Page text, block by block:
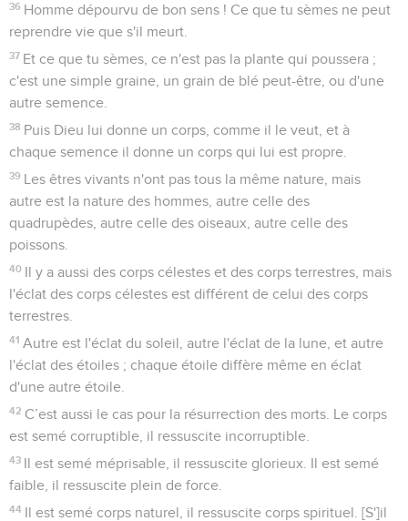
36 Homme dépourvu de bon sens ! Ce que tu sèmes ne peut
reprendre vie que s'il meurt.
37 Et ce que tu sèmes, ce n'est pas la plante qui poussera ;
c'est une simple graine, un grain de blé peut-être, ou d'une
autre semence.
38 Puis Dieu lui donne un corps, comme il le veut, et à
chaque semence il donne un corps qui lui est propre.
39 Les êtres vivants n'ont pas tous la même nature, mais
autre est la nature des hommes, autre celle des
quadrupèdes, autre celle des oiseaux, autre celle des
poissons.
40 Il y a aussi des corps célestes et des corps terrestres, mais
l'éclat des corps célestes est différent de celui des corps
terrestres.
41 Autre est l'éclat du soleil, autre l'éclat de la lune, et autre
l'éclat des étoiles ; chaque étoile diffère même en éclat
d'une autre étoile.
42 C’est aussi le cas pour la résurrection des morts. Le corps
est semé corruptible, il ressuscite incorruptible.
43 Il est semé méprisable, il ressuscite glorieux. Il est semé
faible, il ressuscite plein de force.
44 Il est semé corps naturel, il ressuscite corps spirituel. [S']il